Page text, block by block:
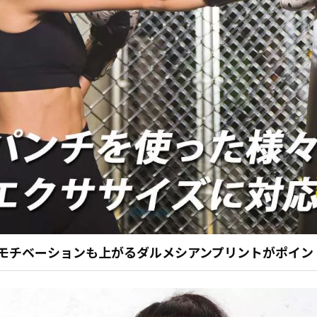
チベーションも上がるダルメシアンプリントがポイ